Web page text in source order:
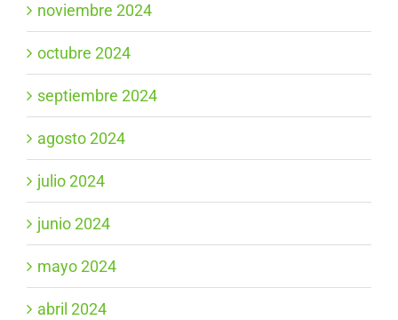
noviembre 2024
octubre 2024
septiembre 2024
agosto 2024
julio 2024
junio 2024
mayo 2024
abril 2024